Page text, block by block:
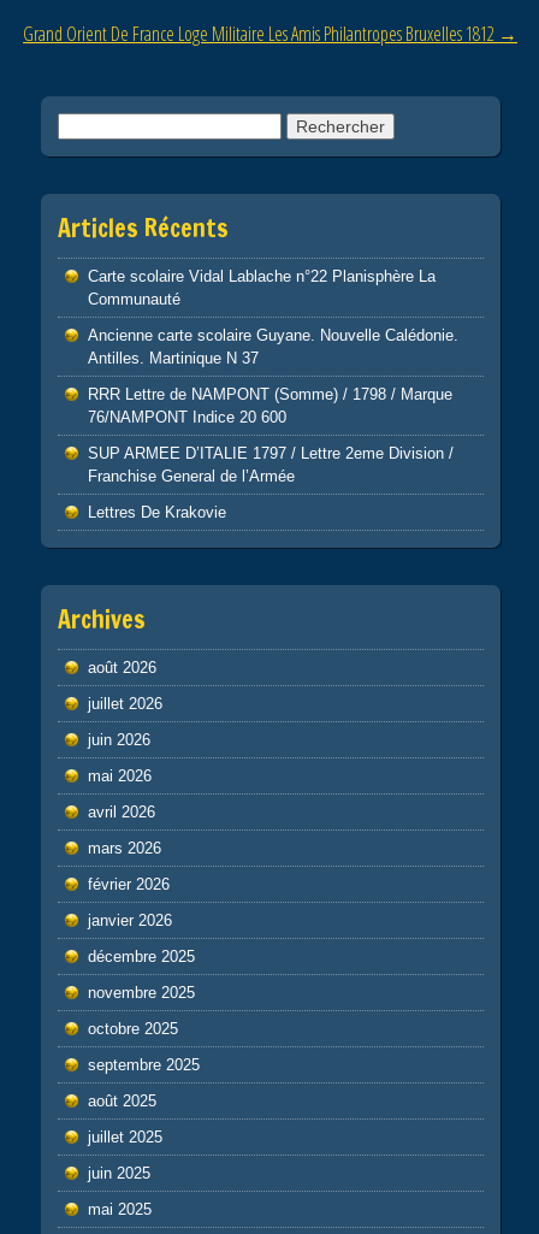
k
Grand Orient De France Loge Militaire Les Amis Philantropes Bruxelles 1812 →
Articles Récents
Carte scolaire Vidal Lablache n°22 Planisphère La
Communauté
Ancienne carte scolaire Guyane. Nouvelle Calédonie.
Antilles. Martinique N 37
RRR Lettre de NAMPONT (Somme) / 1798 / Marque
76/NAMPONT Indice 20 600
SUP ARMEE D’ITALIE 1797 / Lettre 2eme Division /
Franchise General de l’Armée
Lettres De Krakovie
Archives
août 2026
juillet 2026
juin 2026
mai 2026
avril 2026
mars 2026
février 2026
janvier 2026
décembre 2025
novembre 2025
octobre 2025
septembre 2025
août 2025
juillet 2025
juin 2025
mai 2025